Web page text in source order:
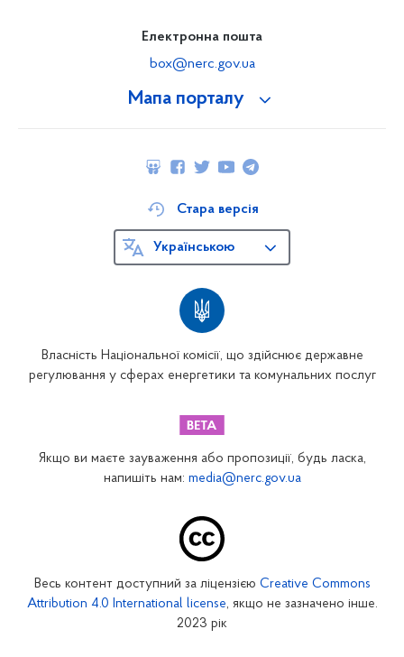
Мапа порталу
Електронна пошта
box@nerc.gov.ua
Власність Національної комісії, що здійснює державне
регулювання у сферах енергетики та комунальних послуг
Стара версія
Українською
Якщо ви маєте зауваження або пропозиції, будь ласка,
напишіть нам: media@nerc.gov.ua
Весь контент доступний за ліцензією Creative Commons
Attribution 4.0 International license, якщо не зазначено інше.
2023 рік